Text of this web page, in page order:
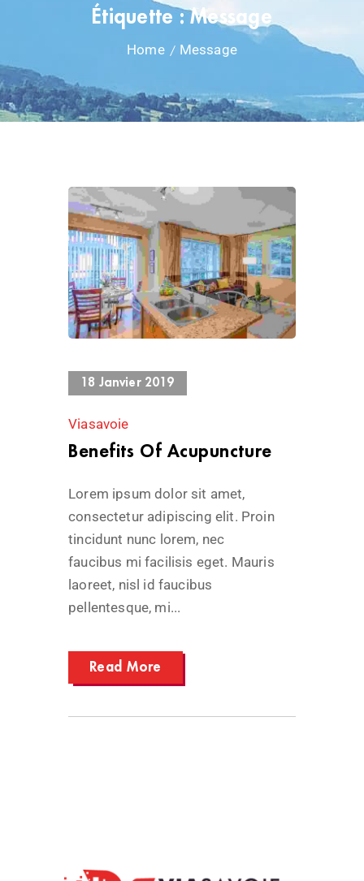
Étiquette :Message
Home Message
804 Views
18 Janvier 2019
Viasavoie
Benefits Of Acupuncture
Lorem ipsum dolor sit amet,
consectetur adipiscing elit. Proin
tincidunt nunc lorem, nec
faucibus mi facilisis eget. Mauris
laoreet, nisl id faucibus
pellentesque, mi...
Read More